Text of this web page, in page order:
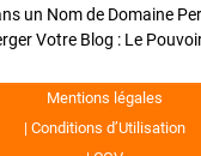
Mentions légales
Conditions d’Utilisation